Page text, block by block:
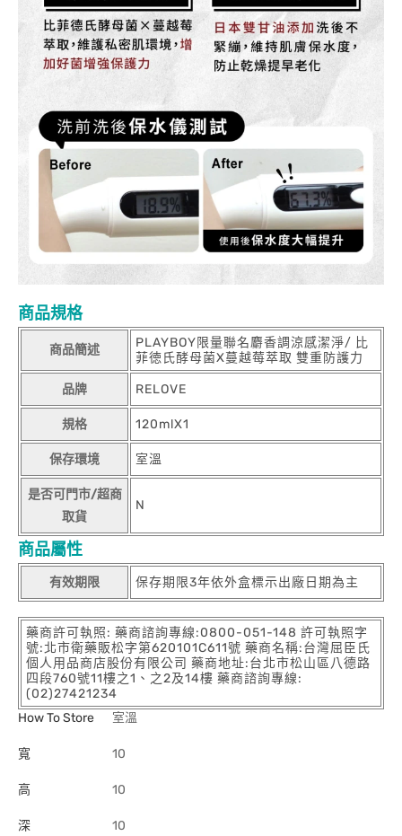
商品規格
商品簡述
PLAYBOY限量聯名麝香調涼感潔淨/ 比
菲徳氏酵母菌X蔓越莓萃取 雙重防護力
品牌 RELOVE
規格 120mlX1
保存環境 室溫
是否可門市/超商
取貨
N
商品屬性
有效期限 保存期限3年依外盒標示出廠日期為主
藥商許可執照: 藥商諮詢專線:0800-051-148 許可執照字
號:北市衛藥販松字第620101C611號 藥商名稱:台灣屈臣氏
個人用品商店股份有限公司 藥商地址:台北市松山區八德路
四段760號11樓之1、之2及14樓 藥商諮詢專線:
(02)27421234
How To Store
室溫
寬 10
高 10
深 10